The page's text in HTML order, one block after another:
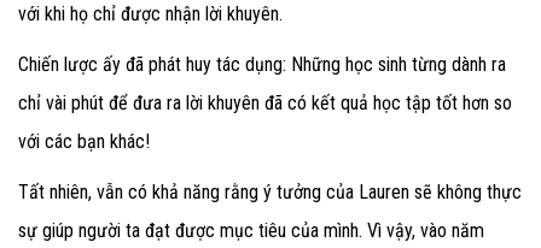
với khi họ chỉ được nhận lời khuyên.
Chiến lược ấy đã phát huy tác dụng: Những học sinh từng dành ra
chỉ vài phút để đưa ra lời khuyên đã có kết quả học tập tốt hơn so
với các bạn khác!
Tất nhiên, vẫn có khả năng rằng ý tưởng của Lauren sẽ không thực
sự giúp người ta đạt được mục tiêu của mình. Vì vậy, vào năm